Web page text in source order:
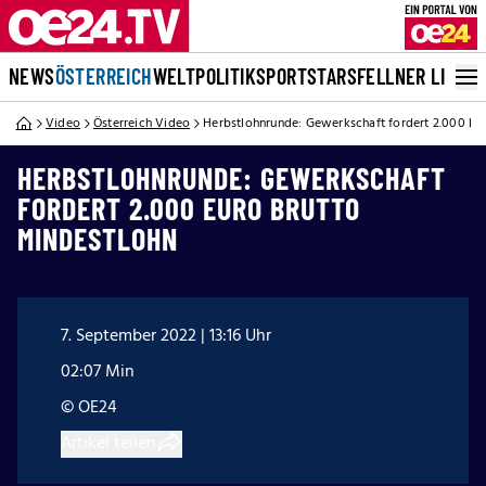
NEWSÖSTERREICHWELTPOLITIKSPORTSTARSFELLNER LIVE
Video Österreich Video Herbstlohnrunde: Gewerkschaft fordert 2.000
HERBSTLOHNRUNDE: GEWERKSCHAFT
FORDERT 2.000 EURO BRUTTO
MINDESTLOHN
7. September 2022 | 13:16 Uhr
02:07 Min
© OE24